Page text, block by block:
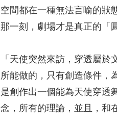
空間都在一種無法言喻的狀
那一刻，劇場才是真正的「
「天使突然來訪，穿透屬
所能做的，只有創造條件，
是創作出一個能為天使穿
念，所有的理論，並且，和